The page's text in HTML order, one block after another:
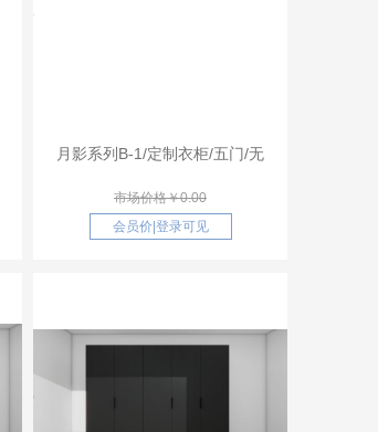
月影系列B-1/定制衣柜/五门/无
市场价格￥0.00
会员价 登录可见